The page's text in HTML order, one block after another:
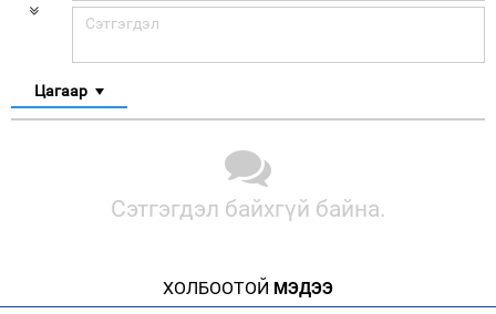
Цагаар
Сэтгэгдэл байхгүй байна.
ХОЛБООТОЙ МЭДЭЭ